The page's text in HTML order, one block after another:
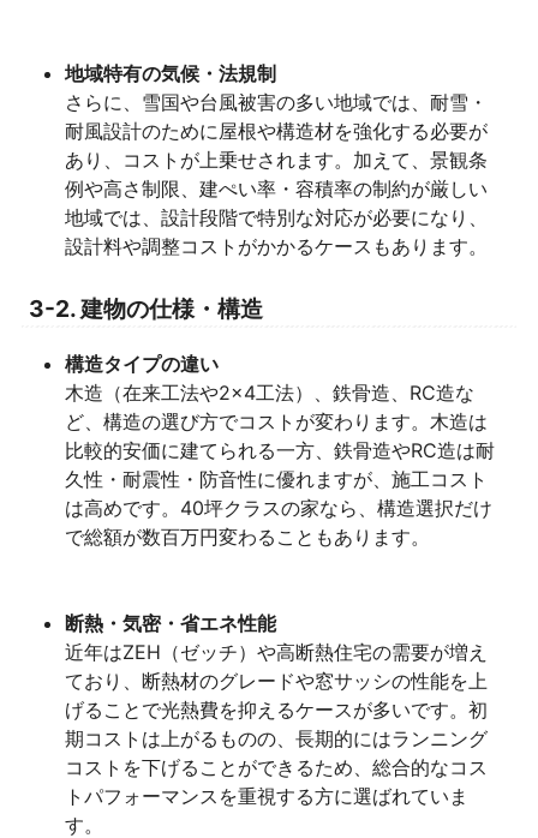
地域特有の気候・法規制
さらに、雪国や台風被害の多い地域では、耐雪・
耐風設計のために屋根や構造材を強化する必要が
あり、コストが上乗せされます。加えて、景観条
例や高さ制限、建ぺい率・容積率の制約が厳しい
地域では、設計段階で特別な対応が必要になり、
設計料や調整コストがかかるケースもあります。
3-2. 建物の仕様・構造
構造タイプの違い
木造（在来工法や2×4工法）、鉄骨造、RC造な
ど、構造の選び方でコストが変わります。木造は
比較的安価に建てられる一方、鉄骨造やRC造は耐
久性・耐震性・防音性に優れますが、施工コスト
は高めです。40坪クラスの家なら、構造選択だけ
で総額が数百万円変わることもあります。
断熱・気密・省エネ性能
近年はZEH（ゼッチ）や高断熱住宅の需要が増え
ており、断熱材のグレードや窓サッシの性能を上
げることで光熱費を抑えるケースが多いです。初
期コストは上がるものの、長期的にはランニング
コストを下げることができるため、総合的なコス
トパフォーマンスを重視する方に選ばれていま
す。